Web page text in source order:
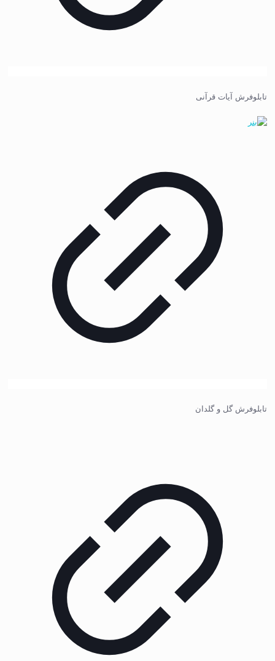
تابلوفرش آیات قرآنی
تابلوفرش گل و گلدان